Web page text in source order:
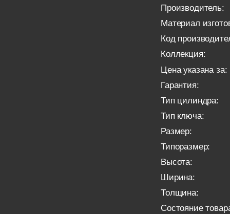
Производитель:
Материал
Код
Коллекция:
Цена указана за:
Гарантия:
Тип цилиндра:
Тип ключа:
Размер:
Типоразмер:
Высота:
Ширина:
Толщина:
Состояние